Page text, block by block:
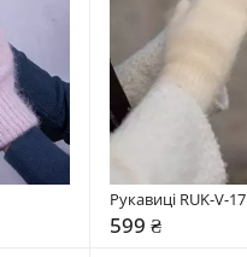
Рукавиці RUK-V-17
599 ₴